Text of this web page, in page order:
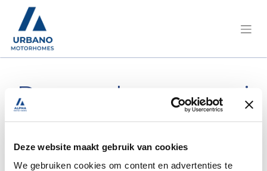
Deze website maakt gebruik van cookies
We gebruiken cookies om content en advertenties te
Demandez un essai
routier ou plus
d'informations.